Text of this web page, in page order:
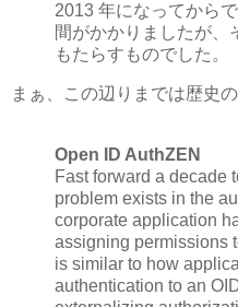
2013 年になってから
間がかかりましたが、
もたらすものでした。
まぁ、この辺りまでは歴史の
Open ID AuthZEN
Fast forward a decade
problem exists in the
corporate application
assigning permissions
is similar to how
authentication to an